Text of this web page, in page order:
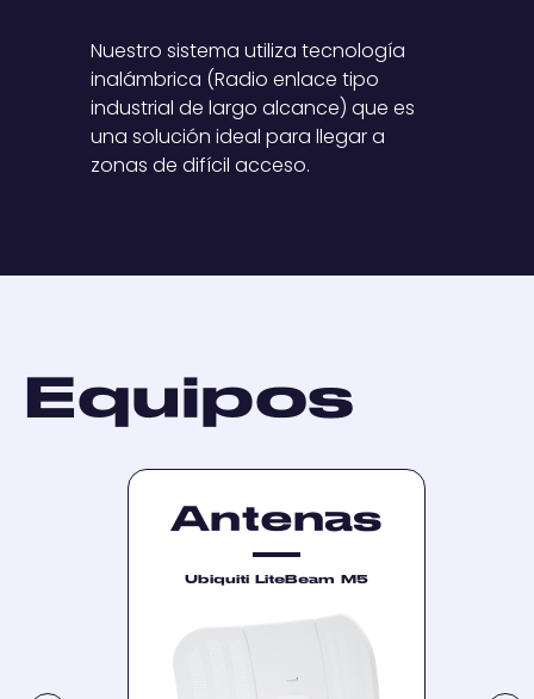
Nuestro sistema utiliza tecnología
inalámbrica (Radio enlace tipo
industrial de largo alcance) que es
una solución ideal para llegar a
zonas de difícil acceso.
Equipos
Antenas
Ubiquiti LiteBeam M5